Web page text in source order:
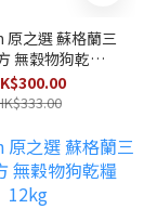
原之選 蘇格蘭三
無穀物狗乾糧
2kg